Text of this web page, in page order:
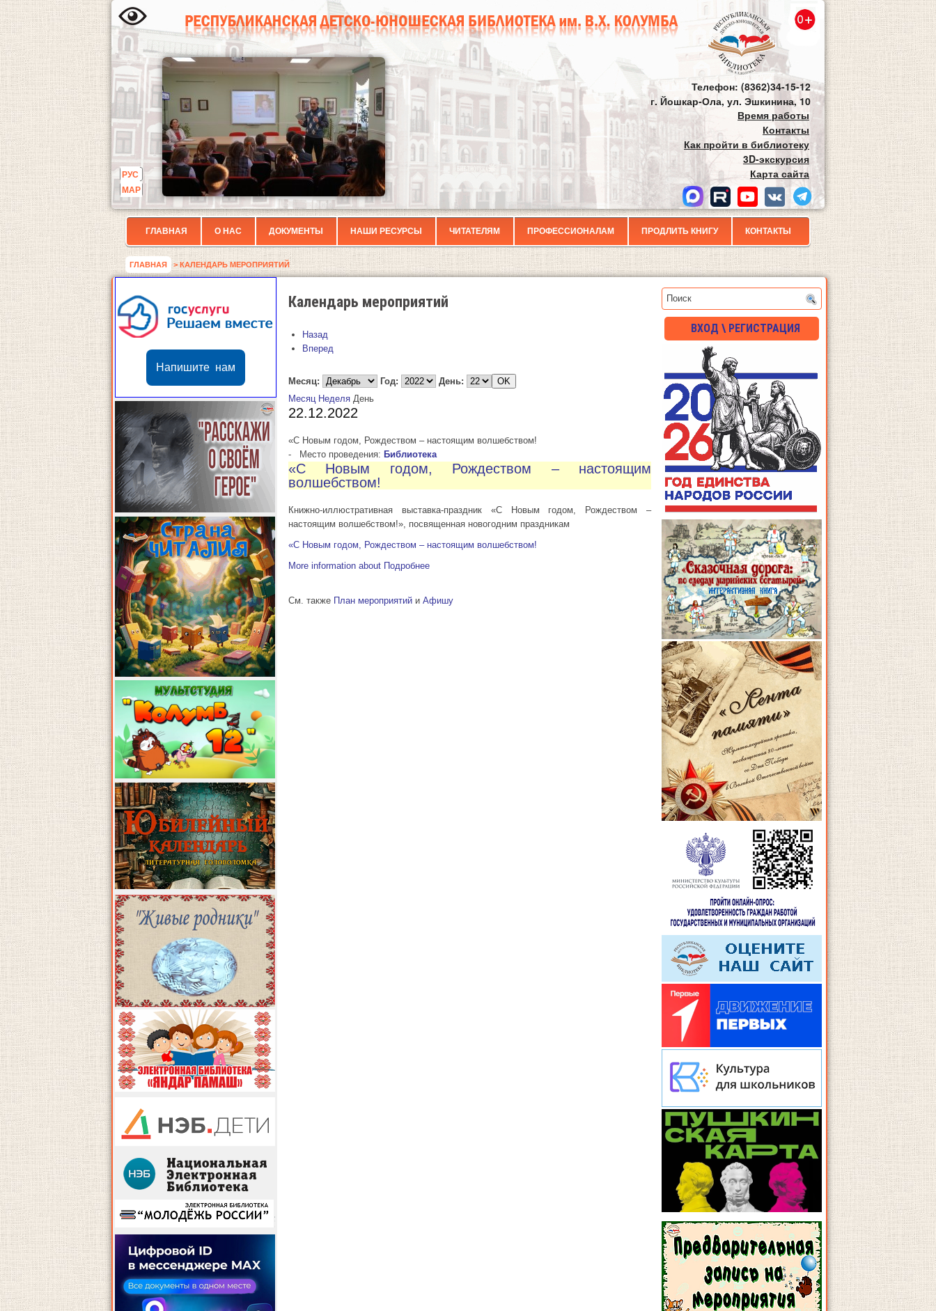
РУС
МАР
Телефон: (8362)34-15-12
г. Йошкар-Ола, ул. Эшкинина, 10
Время работы
Контакты
Как пройти в библиотеку
3D-экскурсия
Карта сайта
ГЛАВНАЯ О НАС ДОКУМЕНТЫ НАШИ РЕСУРСЫ ЧИТАТЕЛЯМ ПРОФЕССИОНАЛАМ ПРОДЛИТЬ КНИГУ КОНТАКТЫ
ГЛАВНАЯ > КАЛЕНДАРЬ МЕРОПРИЯТИЙ
Напишите нам
Календарь мероприятий
Назад
Вперед
Месяц: Год:
День:
Месяц Неделя День
22.12.2022
«С Новым годом, Рождеством – настоящим волшебством!
-
Место проведения: Библиотека
«С Новым годом, Рождеством – настоящим
волшебством!
Книжно-иллюстративная выставка-праздник «С Новым годом, Рождеством –
настоящим волшебством!», посвященная новогодним праздникам
«С Новым годом, Рождеством – настоящим волшебством!
More information about Подробнее
См. также План мероприятий и Афишу
ВХОД \ РЕГИСТРАЦИЯ